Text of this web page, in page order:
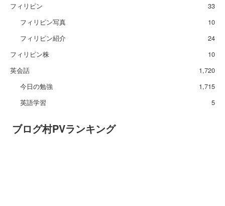
フィリピン
33
フィリピン写真
10
フィリピン紹介
24
フィリピン株
10
英会話
1,720
今日の勉強
1,715
英語学習
5
ブログ村PVランキング